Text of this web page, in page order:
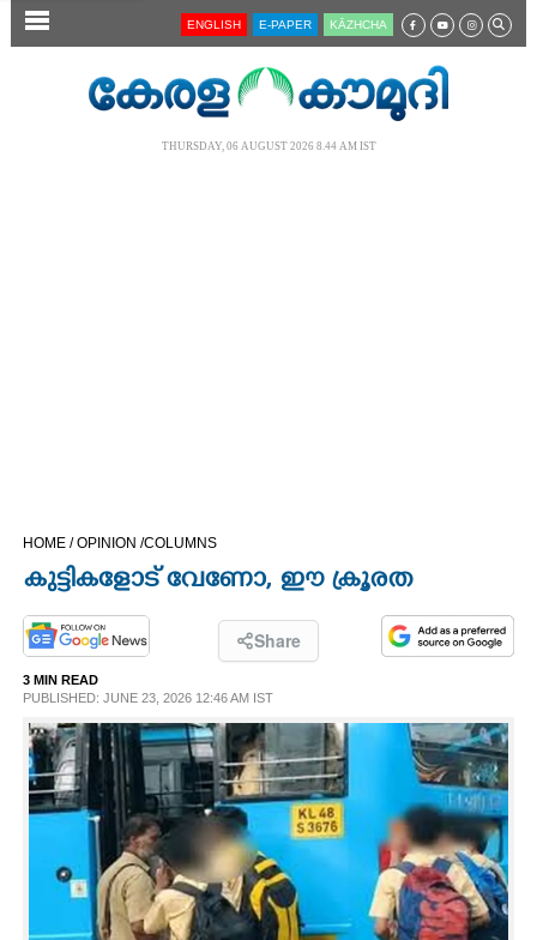
SECTIONS
OPINION
PHOTOS
LIFESTYLE
SPIRITUAL
INFO+
ENGLISH E-PAPER KĀZHCHA
THURSDAY, 06 AUGUST 2026 8.44 AM IST
HOME /OPINION /COLUMNS
കുട്ടികളോട് വേണോ, ഈ ക്രൂരത
Share
3 MIN READ
PUBLISHED: JUNE 23, 2026 12:46 AM IST